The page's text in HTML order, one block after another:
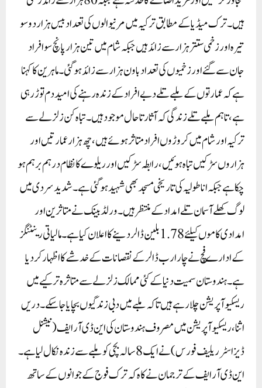
ہیں۔ترک میڈیا کے مطابق ترکیہ میں مرنیوالوں کی تعداد بیس ہزار دو سو
تیرہ اور زخمی ستتر ہزار سے زائد ہیں جبکہ شام میں تین ہزار پانچ سو افراد
جان سے گئے اور زخمیوں کی تعداد باون ہزار سے زائد ہوگئی۔ماہرین کا کہنا
ہے کہ عمارتوں کے ملبے تلے دبے افراد کے زندہ رہنے کی امید دم توڑ رہی
ہے ، تاہم ملبے تلے زندگی کہ آثار تاحال موجود ہیں۔تباہ کن زلزلے سے
ترکیہ اور شام میں کروڑوں افراد متاثر ہوئے ہیں، چھ ہزار عمارتیں اور
ہزاروں سڑکیں تباہ ہوئیں ، رابطہ سڑکیں اور ریلوے کا نظام درہم برہم ہو
چکا ہے جبکہ اناطولیہ کی تاریخی مسجد بھی شہید ہوگئی ہے ۔شدید سردی میں
لوگ کھلے آسمان تلے امداد کے منتظرہیں۔ ورلڈ بینک نے متاثرین اور
امدادی کاموں کیلئے 1.78بلین ڈالر دینے کا اعلان کیا ہے۔ مالیاتی رینٹنگز
کے ادارے فچ نے چار ارب ڈالر کے نقصانات کے خدشے کا اظہار کردیا
ہے۔ہندوستان سمیت دنیا کے کئی ممالک زلزلے سے متاثرہ ترکیے میں
ریسکیو آپریشن چلا رہے ہیں تاکہ ملبے میں دبی زندگیوں بچایا جا سکے۔ دریں
اثنا، ریسکیو آپریشن میں مصروف ہندوستان کی این ڈی آر ایف (نیشنل
ڈیزاسٹر ریلیف فورس) نے ایک 8 سالہ بچی کو ملبے سے زندہ نکال لیا ہے۔
این ڈی آر ایف کے ترجمان نے کاہ کہ ترک فوج کے جوانوں کے ساتھ